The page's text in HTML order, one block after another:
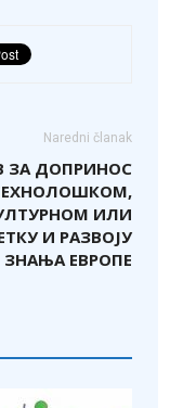
Naredni članak
ЗА ДОПРИНОС
ИЛИ
И РАЗВОЈУ
ЗНАЊА ЕВРОПЕ